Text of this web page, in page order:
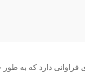
فراوانی دارد که به